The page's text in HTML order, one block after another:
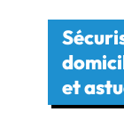
et